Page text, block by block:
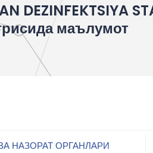
DEZINFEKTSIYA
маълумот
НАЗОРАТ ОРГАНЛАРИ